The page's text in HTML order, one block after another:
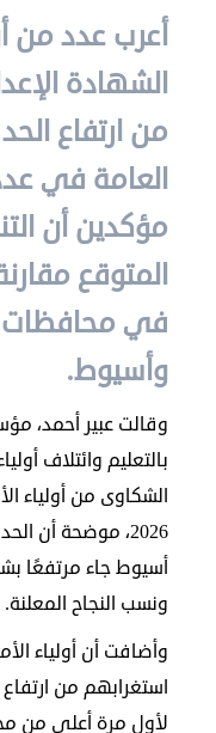
مجلس
الجالية
الصحفيون
الكويت
شاركنا
مصريون
في
الكويت
فعاليات
أعرب عدد من
من ارتفاع
العامة في
مؤكدين أن
المتوقع
في محافظات
وأسيوط.
وقالت عبير أحمد،
بالتعليم وائتلاف
الشكاوى من أولياء
2026، موضحة أن
أسيوط جاء مرتفعًا
ونسب النجاح المعلنة.
وأضافت أن أولياء
استغرابهم من
لأول مرة أعلى من